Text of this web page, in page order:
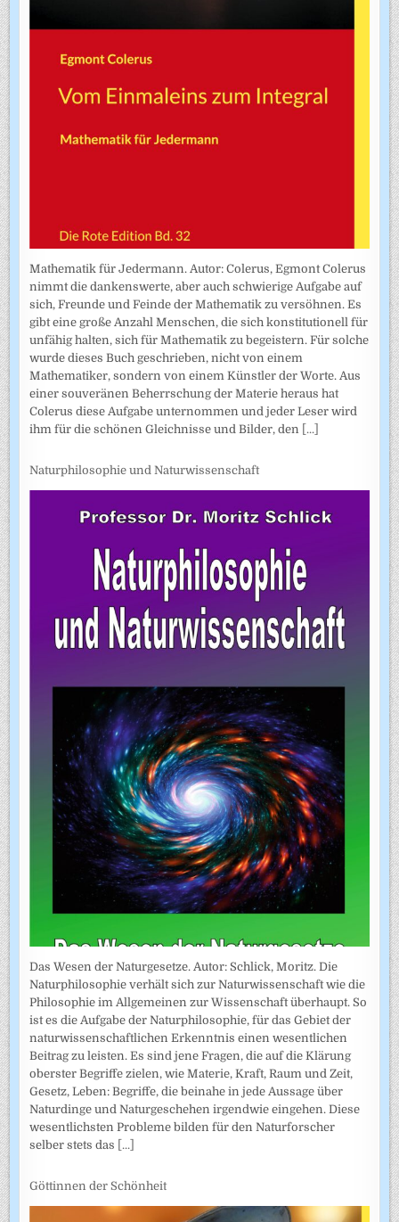
Mathematik für Jedermann. Autor: Colerus, Egmont Colerus
nimmt die dankenswerte, aber auch schwierige Aufgabe auf
sich, Freunde und Feinde der Mathematik zu versöhnen. Es
gibt eine große Anzahl Menschen, die sich konstitutionell für
unfähig halten, sich für Mathematik zu begeistern. Für solche
wurde dieses Buch geschrieben, nicht von einem
Mathematiker, sondern von einem Künstler der Worte. Aus
einer souveränen Beherrschung der Materie heraus hat
Colerus diese Aufgabe unternommen und jeder Leser wird
ihm für die schönen Gleichnisse und Bilder, den [...]
Naturphilosophie und Naturwissenschaft
Das Wesen der Naturgesetze. Autor: Schlick, Moritz. Die
Naturphilosophie verhält sich zur Naturwissenschaft wie die
Philosophie im Allgemeinen zur Wissenschaft überhaupt. So
ist es die Aufgabe der Naturphilosophie, für das Gebiet der
naturwissenschaftlichen Erkenntnis einen wesentlichen
Beitrag zu leisten. Es sind jene Fragen, die auf die Klärung
oberster Begriffe zielen, wie Materie, Kraft, Raum und Zeit,
Gesetz, Leben: Begriffe, die beinahe in jede Aussage über
Naturdinge und Naturgeschehen irgendwie eingehen. Diese
wesentlichsten Probleme bilden für den Naturforscher
selber stets das [...]
Göttinnen der Schönheit